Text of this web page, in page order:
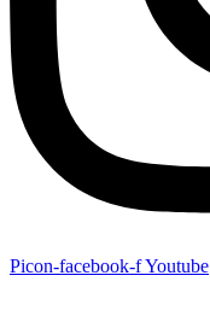
Picon-facebook-fYoutube